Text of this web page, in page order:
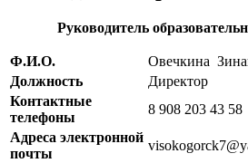
Руководитель
Ф.И.О.
Овечкина
Должность
Директор
Контактные
телефоны
8 908 203 43 58
Адреса электронной
почты